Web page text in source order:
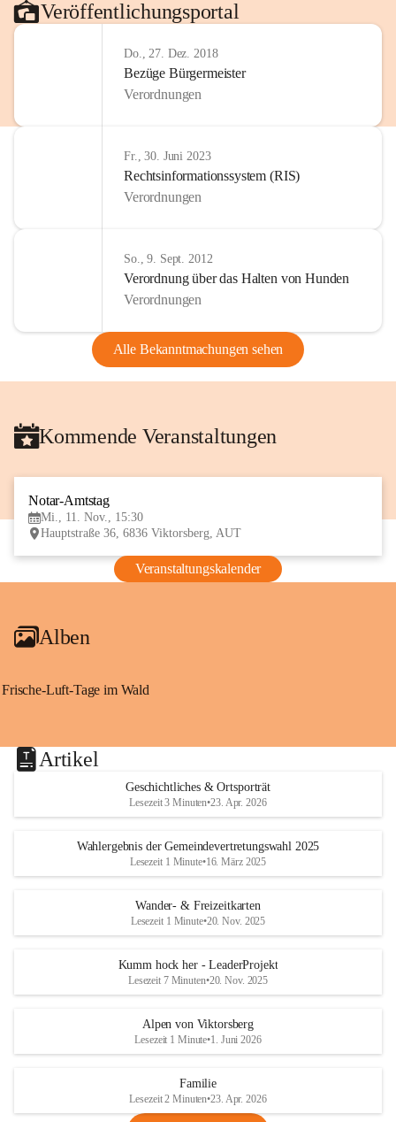
Veröffentlichungsportal
Do., 27. Dez. 2018
Bezüge Bürgermeister
Verordnungen
Fr., 30. Juni 2023
Rechtsinformationssystem (RIS)
Verordnungen
So., 9. Sept. 2012
Verordnung über das Halten von Hunden
Verordnungen
Alle Bekanntmachungen sehen
Kommende Veranstaltungen
Notar-Amtstag
Mi., 11. Nov., 15:30
Hauptstraße 36, 6836 Viktorsberg, AUT
Veranstaltungskalender
Alben
Frische-Luft-Tage im Wald
Artikel
Geschichtliches & Ortsporträt
Lesezeit 3 Minuten•23. Apr. 2026
Wahlergebnis der Gemeindevertretungswahl 2025
Lesezeit 1 Minute•16. März 2025
Wander- & Freizeitkarten
Lesezeit 1 Minute•20. Nov. 2025
Kumm hock her - LeaderProjekt
Lesezeit 7 Minuten•20. Nov. 2025
Alpen von Viktorsberg
Lesezeit 1 Minute•1. Juni 2026
Familie
Lesezeit 2 Minuten•23. Apr. 2026